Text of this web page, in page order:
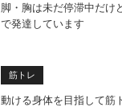
脚・胸は未だ停滞中だけ
で発達しています
筋トレ
動ける身体を目指して筋